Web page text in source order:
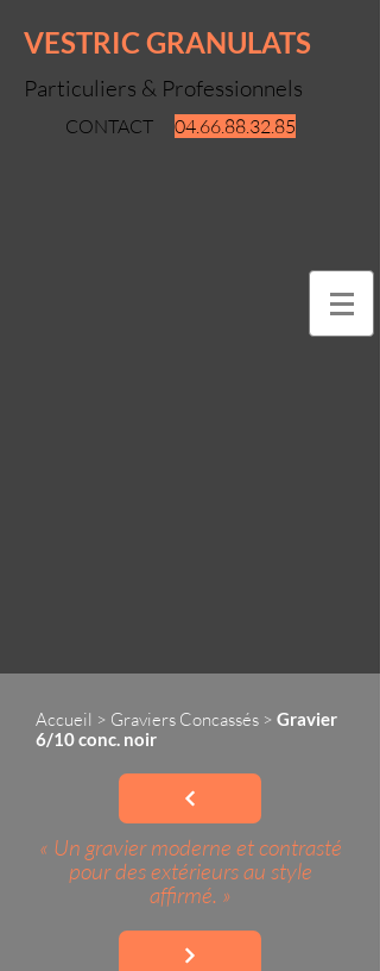
VESTRIC GRANULATS
Particuliers & Professionnels
CONTACT 04.66.88.32.85
Accueil > Graviers Concassés > Gravier
6/10 conc. noir
« Un gravier moderne et contrasté
pour des extérieurs au style
affirmé. »